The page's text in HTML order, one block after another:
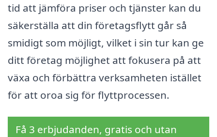
tid att jämföra priser och tjänster kan du
säkerställa att din företagsflytt går så
smidigt som möjligt, vilket i sin tur kan ge
ditt företag möjlighet att fokusera på att
växa och förbättra verksamheten istället
för att oroa sig för flyttprocessen.
Få 3 erbjudanden, gratis och utan